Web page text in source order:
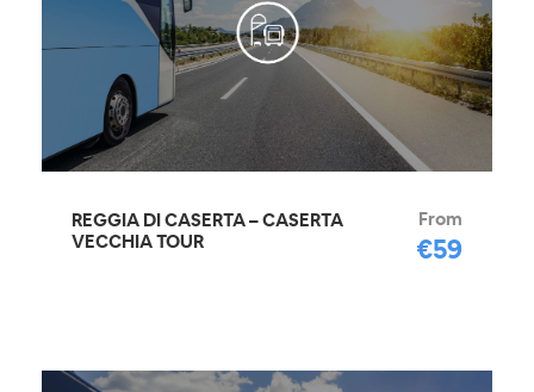
REGGIA DI CASERTA – CASERTA
VECCHIA TOUR
From
€59